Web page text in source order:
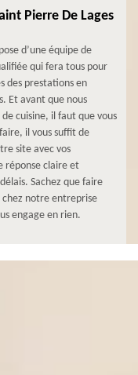
Pierre De Lages
d’une équipe de
qui fera tous pour
des prestations en
Et avant que nous
cuisine, il faut que vous
il vous suffit de
site avec vos
réponse claire et
Sachez que faire
chez notre entreprise
engage en rien.